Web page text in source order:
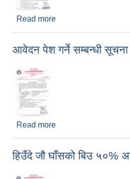
Read more
आवेदन पेश गर्ने सम्बन्धी
Read more
हिउँदे जौ घाँसको बिउ ५०%